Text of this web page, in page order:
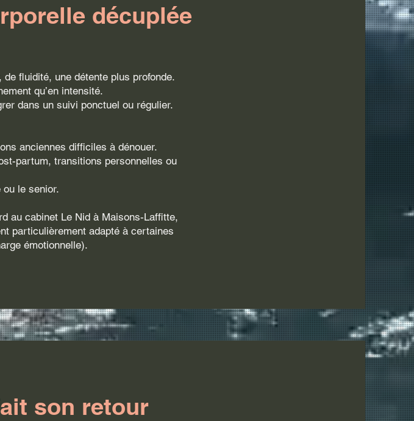
décuplée
de fluidité, une détente plus profonde.
qu’en intensité.
dans un suivi ponctuel ou régulier.
anciennes difficiles à dénouer.
partum, transitions personnelles ou
ou le senior.
au cabinet Le Nid à Maisons-Laffitte,
particulièrement adapté à certaines
émotionnelle).
son retour